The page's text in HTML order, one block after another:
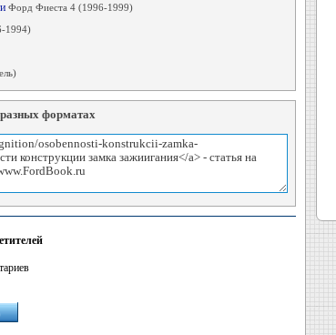
Форд Фиеста 4 (1996-1999)
1994)
форматах